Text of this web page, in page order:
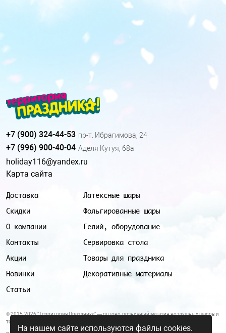
Доставка
Скидки
О компании
Контакты
Акции
Новинки
Статьи
Латексные шары
Фольгированные шары
Гелий, оборудование
Сервировка стола
Товары для праздника
Декоративные материалы
+7 (900) 324-44-53 пр-т. Ибрагимова, 24
+7 (996) 900-40-04 Аделя Кутуя, 68а
holiday116@yandex.ru
Карта сайта
© 2015-2026 "Территория Праздника" — оптово-розничный магазин воздушных шаров и
товаров для праздника.
На нашем сайте используются файлы cookies.